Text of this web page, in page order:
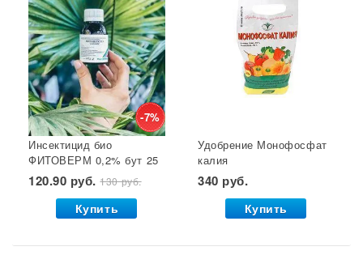
-7%
Инсектицид био
ФИТОВЕРМ 0,2% бут 25
мл ВХ 1/30
120.90 руб.130 руб.
Купить
Удобрение Монофосфат
калия
(монокалийфосфат) 0,5
кг. Буй 1/36 УДАЧНАЯ
ЦЕНА *
340 руб.
Купить